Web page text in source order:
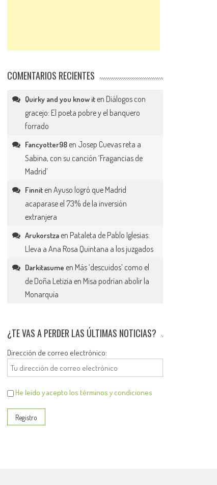
COMENTARIOS RECIENTES
Quirky and you know it en Diálogos con
gracejo: El poeta pobre y el banquero
forrado
Fancyotter98 en Josep Cuevas reta a
Sabina, con su canción ‘Fragancias de
Madrid’
Finnit enAyuso logró que Madrid
acaparase el 73% de la inversión
extranjera
Arukorstza en Pataleta de Pablo Iglesias:
Lleva a Ana Rosa Quintana a los juzgados
Darkitasume en Más ‘descuidos’ como el
de Doña Letizia en Misa podrían abolir la
Monarquía
¿TE VAS A PERDER LAS ÚLTIMAS NOTICIAS?
Dirección de correo electrónico:
He leído y acepto los términos y condiciones